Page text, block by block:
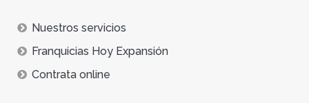
Nuestros servicios
Franquicias Hoy Expansión
Contrata online